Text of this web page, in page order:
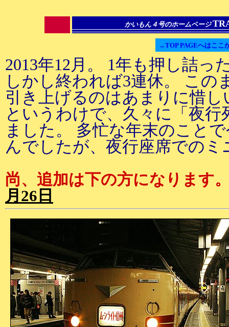
かいもん４号のホームページ
→TOP PAGEへはここ
2013年12月。 1年も押し詰っ
しかし終われば3連休。 この
引き上げるのはあまりに惜し
というわけで、久々に「夜
ました。 多忙な年末のこと
んでしたが、夜行座席での
尚、追加は下の方になります
月26日